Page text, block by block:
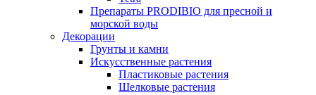
Препараты PRODIBIO для пресной и
морской воды
Декорации
Грунты и камни
Искусственные растения
Пластиковые растения
Шелковые растения